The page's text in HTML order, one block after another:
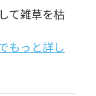
て雑草を枯
もっと詳し